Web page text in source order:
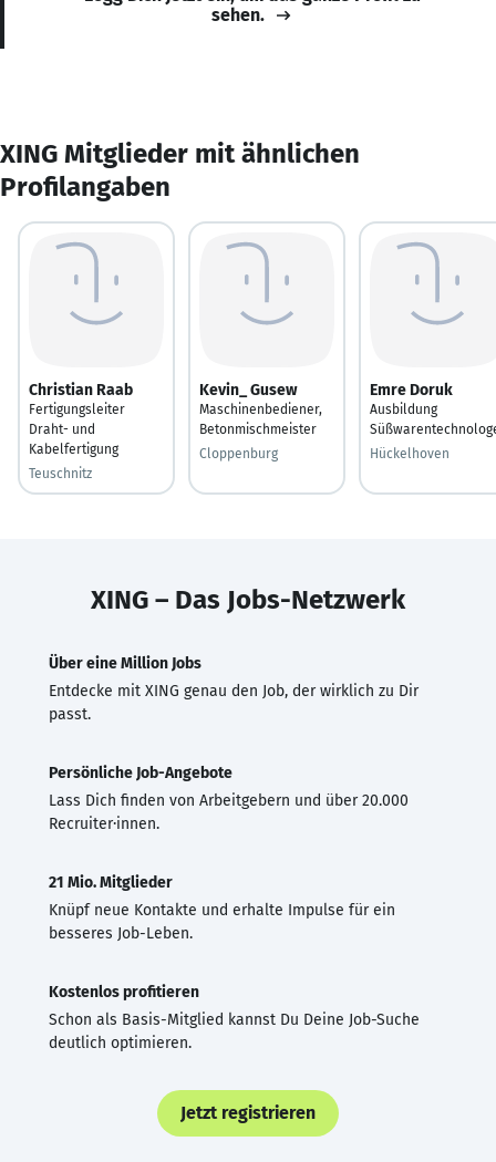
sehen.
XING Mitglieder mit ähnlichen
Profilangaben
Christian Raab
Fertigungsleiter
Draht- und
Kabelfertigung
Teuschnitz
Kevin_ Gusew
Maschinenbediener,
Betonmischmeister
Cloppenburg
Emre Doruk
Ausbildung
Hückelhoven
XING – Das Jobs-Netzwerk
Über eine Million Jobs
Entdecke mit XING genau den Job, der wirklich zu Dir
passt.
Persönliche Job-Angebote
Lass Dich finden von Arbeitgebern und über 20.000
Recruiter·innen.
21 Mio. Mitglieder
Knüpf neue Kontakte und erhalte Impulse für ein
besseres Job-Leben.
Kostenlos profitieren
Schon als Basis-Mitglied kannst Du Deine Job-Suche
deutlich optimieren.
Jetzt registrieren